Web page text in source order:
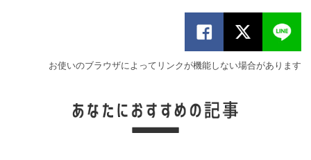
お使いのブラウザによってリンクが機能しない場合があります